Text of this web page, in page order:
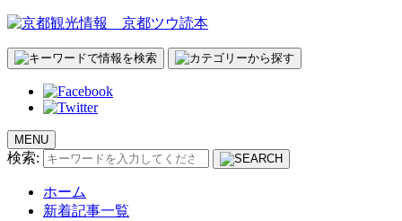
MENU
検索:
ホーム
新着記事一覧